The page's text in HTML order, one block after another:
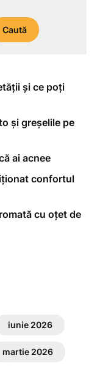
Caută
și ce poți
și greșelile pe
ai acnee
confortul
cu oțet de
iunie 2026
martie 2026